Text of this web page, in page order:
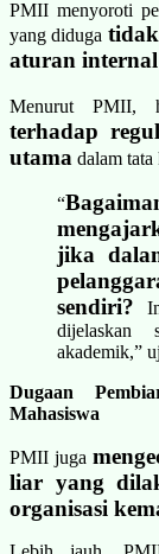
PMII menyoroti
yang diduga
aturan
Menurut PMII,
terhadap
utama dalam
“
jika
sendiri?
dijelaskan
akademik,”
Dugaan
Mahasiswa
PMII juga
liar yang
organisasi